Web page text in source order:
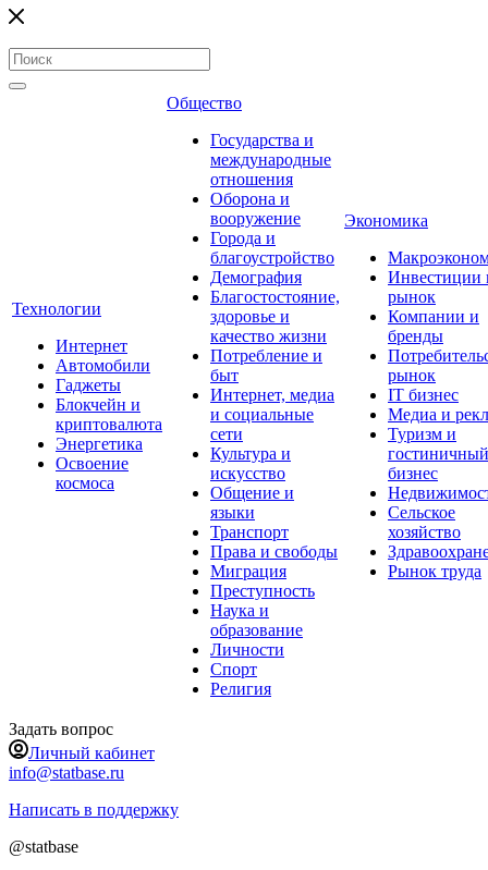
Технологии
Интернет
Автомобили
Гаджеты
Блокчейн и
криптовалюта
Энергетика
Освоение
космоса
Общество
Государства и
международные
отношения
Оборона и
вооружение
Города и
благоустройство
Демография
Благостостояние,
здоровье и
качество жизни
Потребление и
быт
Интернет, медиа
и социальные
сети
Культура и
искусство
Общение и
языки
Транспорт
Права и свободы
Миграция
Преступность
Наука и
образование
Личности
Спорт
Религия
Экономика
Инвестиции
рынок
Компании и
бренды
рынок
IT бизнес
Медиа и
Туризм и
гостиничный
бизнес
Сельское
хозяйство
Рынок труда
Задать вопрос
Личный кабинет
info@statbase.ru
Написать в поддержку
@statbase